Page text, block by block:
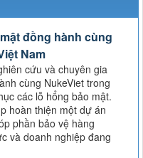
đồng hành cùng
Nam
cứu và chuyên gia
cùng NukeViet trong
các lỗ hổng bảo mật.
hoàn thiện một dự án
phần bảo vệ hàng
và doanh nghiệp đang